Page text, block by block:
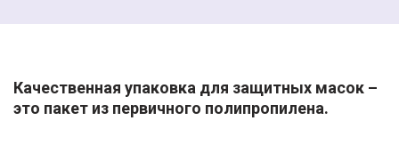
Качественная упаковка для защитных масок –
это пакет из первичного полипропилена.